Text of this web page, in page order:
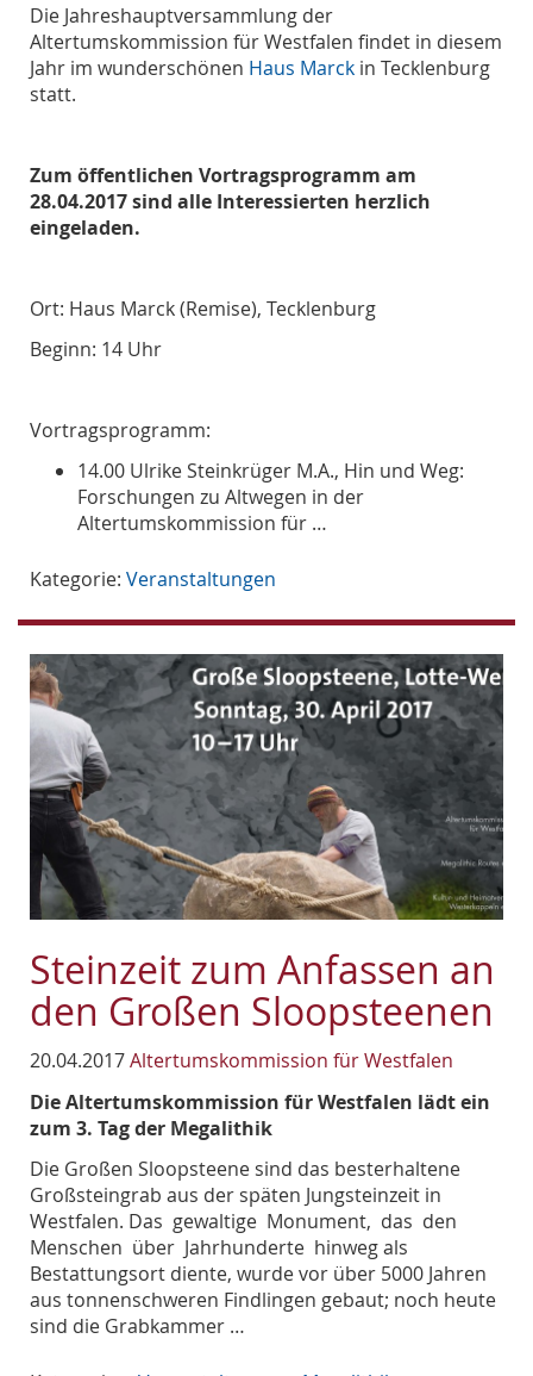
Die Jahreshauptversammlung der
Altertumskommission für Westfalen findet in diesem
Jahr im wunderschönen Haus Marck in Tecklenburg
statt.
Zum öffentlichen Vortragsprogramm am
28.04.2017 sind alle Interessierten herzlich
eingeladen.
Ort: Haus Marck (Remise), Tecklenburg
Beginn: 14 Uhr
Vortragsprogramm:
14.00 Ulrike Steinkrüger M.A., Hin und Weg:
Forschungen zu Altwegen in der
Altertumskommission für …
Kategorie: Veranstaltungen
Steinzeit zum Anfassen an
den Großen Sloopsteenen
20.04.2017Altertumskommission für Westfalen
Die Altertumskommission für Westfalen lädt ein
zum 3. Tag der Megalithik
Die Großen Sloopsteene sind das besterhaltene
Großsteingrab aus der späten Jungsteinzeit in
Westfalen. Das gewaltige Monument, das den
Menschen über Jahrhunderte hinweg als
Bestattungsort diente, wurde vor über 5000 Jahren
aus tonnenschweren Findlingen gebaut; noch heute
sind die Grabkammer …